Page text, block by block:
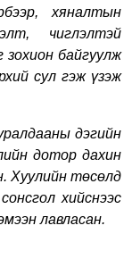
хяналтын
чиглэлтэй
зохион байгуулж
сул гэж үзэж
дэгийн
дотор дахин
Хуулийн төсөлд
хийснээс
лавласан.